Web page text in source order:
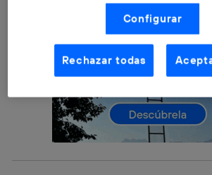
Nosotros, Telefónica S.A., utilizamos la
realizar nuestras acciones de marketing
(como se describe en este aviso de
basadas en tu navegación en
aquí(solo cuando utilizas una
internet habilitada , proporcionada por
operadoras de telefonía participantes, y
La tecnología Utiq está diseñada con la
prioridad ofreciéndote elección y control.
La tecnología utiliza un identificador
Configurar
Rechazar todas